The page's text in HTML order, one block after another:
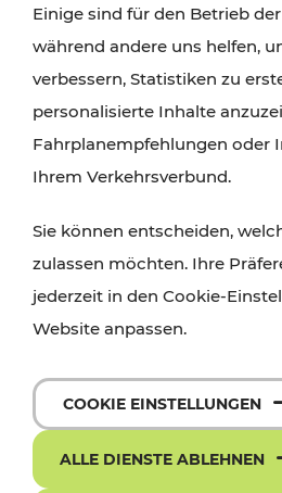
Attraktionen sind mit den
Angeboten des VOR gut und
Einige sind für den Betrieb
während andere uns helfen,
verbessern, Statistiken zu
personalisierte Inhalte
Fahrplanempfehlungen oder
Ihrem Verkehrsverbund.
Sie können entscheiden,
zulassen möchten. Ihre
jederzeit in den Cookie-
Website anpassen.
COOKIE EINSTELLUNGEN
ALLE DIENSTE ABLEHNEN